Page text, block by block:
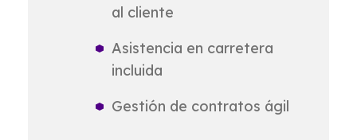
al cliente
Asistencia en carretera
incluida
Gestión de contratos ágil